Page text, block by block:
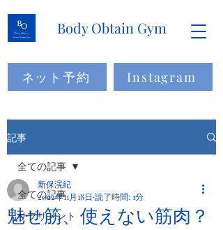
Body Obtain Gym
ネット予約 Instagram
記事
全ての記事
サプリメント
全ての記事
魅せ筋、使えない筋肉？
新保滉紀
2022年11月18日 読了時間: 1分